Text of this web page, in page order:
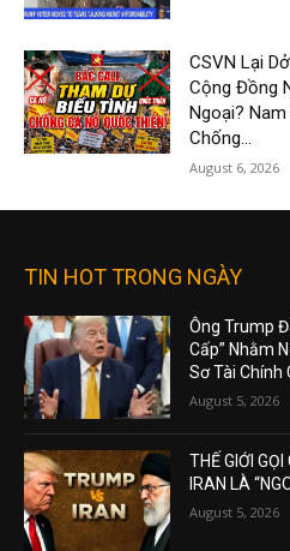
CSVN Lại
Cộng Đồng
Ngoại?
Chống...
August 6, 2026
TIN HOT TRONG NGÀY
Ông Trump
Cấp” Nhằm
Sơ Tài Chính
August 5, 2026
THẾ GIỚI
IRAN LÀ
August 5, 2026